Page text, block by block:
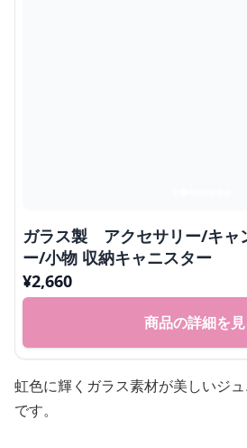
ガラス製 アクセサリー/キャ
ー/小物 収納キャニスター
¥2,660
商品の詳細を
虹色に輝くガラス素材が美しいジ
です。